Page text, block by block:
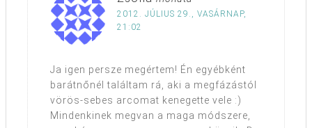
2012. JÚLIUS 29., VASÁRNAP,
21:02
Ja igen persze megértem! Én egyébként
barátnőnél találtam rá, aki a megfázástól
vörös-sebes arcomat kenegette vele :)
Mindenkinek megvan a maga módszere,